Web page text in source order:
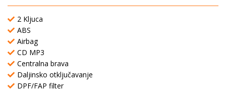
2 Kljuca
ABS
Airbag
CD MP3
Centralna brava
Daljinsko otključavanje
DPF/FAP filter